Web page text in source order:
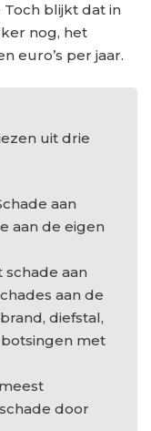
blijkt dat in
nog, het
euro’s per jaar.
uit drie
aan
aan de eigen
schade aan
aan de
diefstal,
met
door